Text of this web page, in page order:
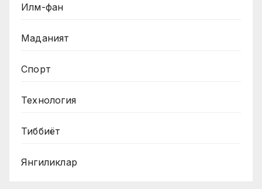
Илм-фан
Маданият
Спорт
Технология
Тиббиёт
Янгиликлар